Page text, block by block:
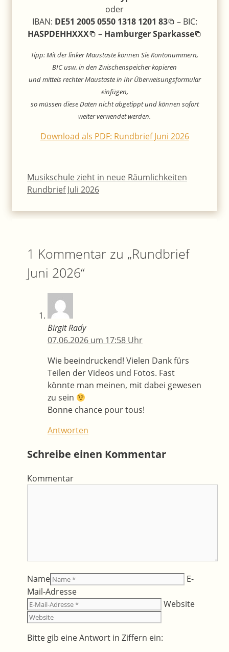
oder
IBAN: DE51 2005 0550 1318 1201 83
– BIC:
HASPDEHHXXX
– Hamburger Sparkasse
Tipp: Mit der linker Maustaste können Sie Kontonummern,
BIC usw. in den Zwischenspeicher kopieren
und mittels rechter Maustaste in Ihr Überweisungsformular
einfügen,
so müssen diese Daten nicht abgetippt und können sofort
weiter verwendet werden.
Download als PDF: Rundbrief Juni 2026
Musikschule zieht in neue Räumlichkeiten
Rundbrief Juli 2026
1 Kommentar zu „Rundbrief
Juni 2026“
Birgit Rady
07.06.2026 um 17:58 Uhr
Wie beeindruckend! Vielen Dank fürs
Teilen der Videos und Fotos. Fast
könnte man meinen, mit dabei gewesen
zu sein
Bonne chance pour tous!
Antworten
Schreibe einen Kommentar
Kommentar
Name
E-
Mail-Adresse
Website
Bitte gib eine Antwort in Ziffern ein: